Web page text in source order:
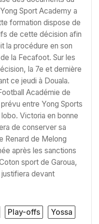
Sport Academy a
formation dispose de
de cette décision afin
la procédure en son
la Fecafoot. Sur les
la 7e et dernière
ce jeudi à Douala.
Académie de
entre Yong Sports
Victoria en bonne
de conserver sa
Renard de Melong
après les sanctions
sport de Garoua,
devant
Play-offs Yossa